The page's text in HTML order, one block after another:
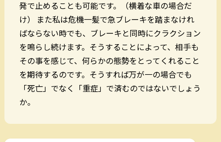
発で止めることも可能です。（横着な車の場合だ
け） また私は危機一髪で急ブレーキを踏まなけれ
ばならない時でも、ブレーキと同時にクラクション
を鳴らし続けます。そうすることによって、相手も
その事を感じて、何らかの態勢をとってくれること
を期待するのです。そうすれば万が一の場合でも
「死亡」でなく「重症」で済むのではないでしょう
か。